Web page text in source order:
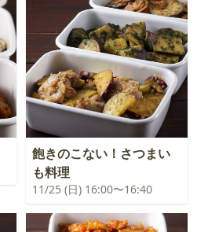
飽きのこない！さつまい
も料理
11/25 (日) 16:00〜16:40